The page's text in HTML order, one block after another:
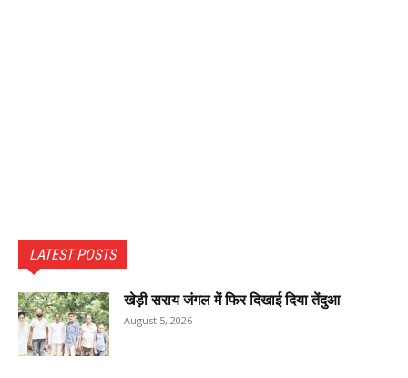
LATEST POSTS
खेड़ी सराय जंगल में फिर दिखाई दिया तेंदुआ
August 5, 2026